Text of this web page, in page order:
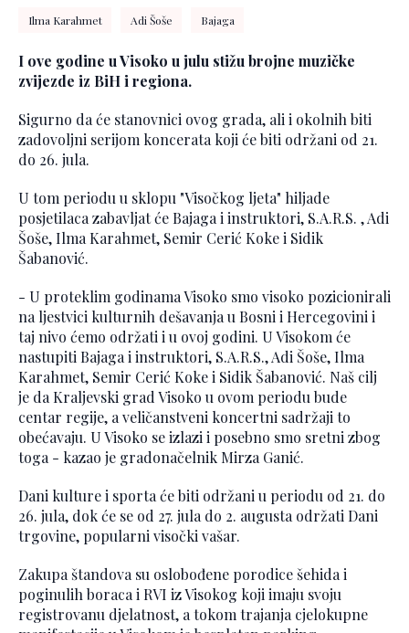
Ilma Karahmet Adi Šoše Bajaga
I ove godine u Visoko u julu stižu brojne muzičke
zvijezde iz BiH i regiona.
Sigurno da će stanovnici ovog grada, ali i okolnih biti
zadovoljni serijom koncerata koji će biti održani od 21.
do 26. jula.
U tom periodu u sklopu "Visočkog ljeta" hiljade
posjetilaca zabavljat će Bajaga i instruktori, S.A.R.S. , Adi
Šoše, Ilma Karahmet, Semir Cerić Koke i Sidik
Šabanović.
- U proteklim godinama Visoko smo visoko pozicionirali
na ljestvici kulturnih dešavanja u Bosni i Hercegovini i
taj nivo ćemo održati i u ovoj godini. U Visokom će
nastupiti Bajaga i instruktori, S.A.R.S., Adi Šoše, Ilma
Karahmet, Semir Cerić Koke i Sidik Šabanović. Naš cilj
je da Kraljevski grad Visoko u ovom periodu bude
centar regije, a veličanstveni koncertni sadržaji to
obećavaju. U Visoko se izlazi i posebno smo sretni zbog
toga - kazao je gradonačelnik Mirza Ganić.
Dani kulture i sporta će biti održani u periodu od 21. do
26. jula, dok će se od 27. jula do 2. augusta održati Dani
trgovine, popularni visočki vašar.
Zakupa štandova su oslobođene porodice šehida i
poginulih boraca i RVI iz Visokog koji imaju svoju
registrovanu djelatnost, a tokom trajanja cjelokupne